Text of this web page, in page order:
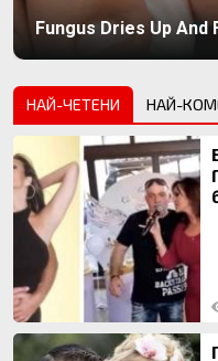
Fungus Dries Up
НАЙ-ЧЕТЕНИ НАЙ-